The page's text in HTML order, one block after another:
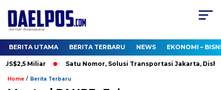
BERITA UTAMA BERITA TERBARU NEWS EKONOMI –
Miliar Satu Nomor, Solusi Transportasi Jakarta, Dishub
Home / Berita Terbaru